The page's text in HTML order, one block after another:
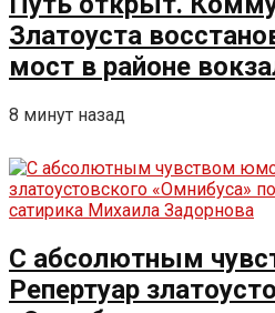
Златоуста
мост в районе
8 минут назад
С абсолютным
Репертуар